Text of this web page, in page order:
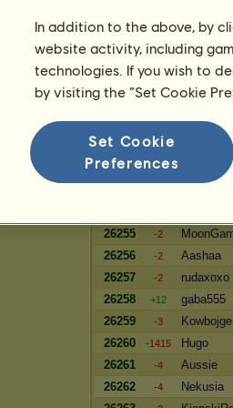
34599
-14 4katix
34600
Shuno
34601
Kasikxk
34602
-14
Bogactwo
26255
-2
26256
-2 Aashaa
26257
-2 rudaxoxo
26258
+12 gaba555
26259
-3
26260
-1415 Hugo
26261
-4 Aussie
26262
-4 Nekusia
In addition to the above, by
website activity, including
technologies. If you wish to
by visiting the “Set Cookie
Set Cookie
Preferences